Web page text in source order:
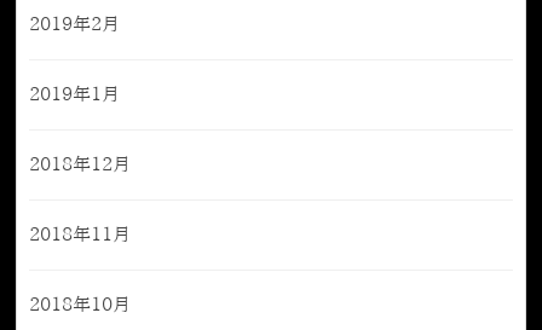
2019年2月
2019年1月
2018年12月
2018年11月
2018年10月